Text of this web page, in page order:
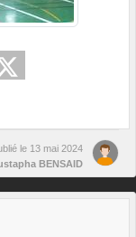
le 13 mai 2024
BENSAID